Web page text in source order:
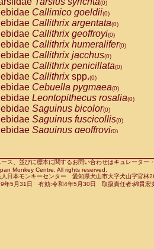
Callicebus moloch
Callicebus torquatus
Callicebusspp.(0)
Chiropotes satanas(0)
Pithecia monachus
Pithecia pithecia(0)
Cercocebus agilis
Cercocebus
Cercocebus
Cercocebus
Cercocebus
Cercocebushybrid
Papio anubis(0)
Papio cynocephalus
Papio hamadryas(0)
(0)
Callimico goeldii(0)
Callithrix argentata(0)
Callithrix geoffroyi(0)
Callithrix humeralifer(0)
Callithrix jacchus(0)
Callithrix penicillata(0)
Callithrixspp.(0)
Cebuella pygmaea(0)
Leontopithecus rosalia(0)
Saguinus bicolor(0)
Saguinus fuscicollis(0)
Saguinus geoffroyi(0)
Saguinus leucopus(0)
Saguinus midas(0)
Saguinus mystax(0)
ス、並びに標本に関するお問い合わせはキュレータ
Monkey Centre. All rights reserved.
人日本モンキーセンター 愛知県犬山市大字犬山字官
年5月31日 有効:令和4年5月30日 取扱責任者:綿貫宏